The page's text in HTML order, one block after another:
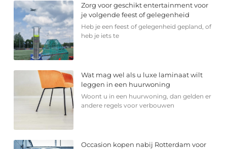
Zorg voor geschikt entertainment voor
je volgende feest of gelegenheid
Heb je een feest of gelegenheid gepland, of
heb je iets te
Wat mag wel als u luxe laminaat wilt
leggen in een huurwoning
Woont u in een huurwoning, dan gelden er
andere regels voor verbouwen
Occasion kopen nabij Rotterdam voor